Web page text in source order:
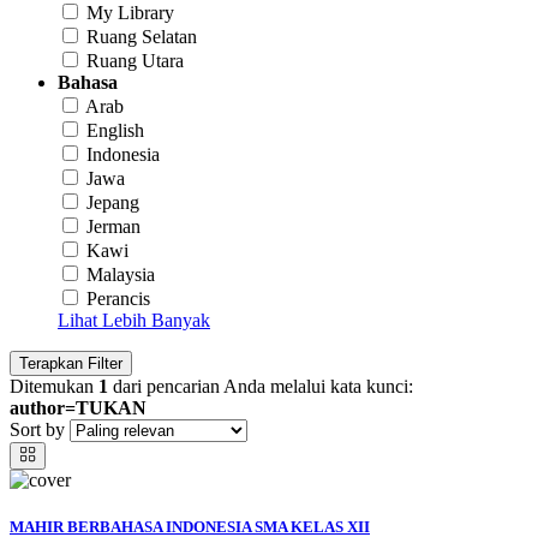
My Library
Ruang Selatan
Ruang Utara
Bahasa
Arab
English
Indonesia
Jawa
Jepang
Jerman
Kawi
Malaysia
Perancis
Lihat Lebih Banyak
Terapkan Filter
Ditemukan 1 dari pencarian Anda melalui kata kunci:
author=TUKAN
Sort by
MAHIR BERBAHASA INDONESIA SMA KELAS XII